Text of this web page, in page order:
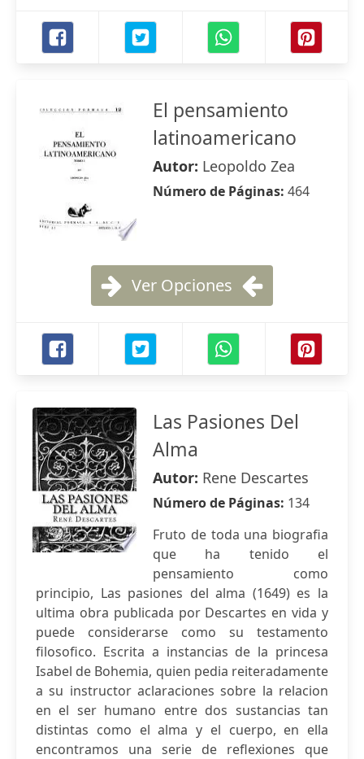
El pensamiento
latinoamericano
Autor: Leopoldo Zea
Número de Páginas: 464
Ver Opciones
Las Pasiones Del
Alma
Autor: Rene Descartes
Número de Páginas: 134
Fruto de toda una biografia
que ha tenido el
pensamiento como
principio, Las pasiones del alma (1649) es la
ultima obra publicada por Descartes en vida y
puede considerarse como su testamento
filosofico. Escrita a instancias de la princesa
Isabel de Bohemia, quien pedia reiteradamente
a su instructor aclaraciones sobre la relacion
en el ser humano entre dos sustancias tan
distintas como el alma y el cuerpo, en ella
encontramos una serie de reflexiones que